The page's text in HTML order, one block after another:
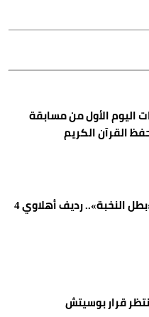
اليوم الأول من مسابقة
القرآن الكريم
رفض العروض واختار «بطل النخبة».. رديف أهلاوي 4
قرار بوسيتش